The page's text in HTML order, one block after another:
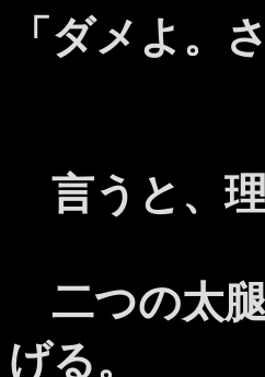
「ダメよ。
言うと、
二つの太
げる。